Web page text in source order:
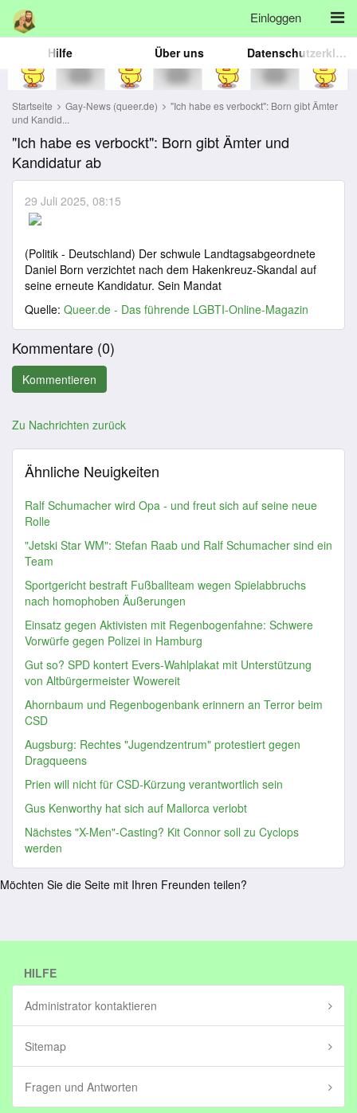
Einloggen
Hilfe Über uns Datenschutzerklärung
Startseite Gay-News (queer.de)
"Ich habe es verbockt": Born gibt Ämter
und Kandid...
"Ich habe es verbockt": Born gibt Ämter und
Kandidatur ab
29 Juli 2025, 08:15
(Politik - Deutschland) Der schwule Landtagsabgeordnete
Daniel Born verzichtet nach dem Hakenkreuz-Skandal auf
seine erneute Kandidatur. Sein Mandat
Quelle: Queer.de - Das führende LGBTI-Online-Magazin
Kommentare (0)
Zu Nachrichten zurück
Ähnliche Neuigkeiten
Ralf Schumacher wird Opa - und freut sich auf seine neue
Rolle
"Jetski Star WM": Stefan Raab und Ralf Schumacher sind ein
Team
Sportgericht bestraft Fußballteam wegen Spielabbruchs
nach homophoben Äußerungen
Einsatz gegen Aktivisten mit Regenbogenfahne: Schwere
Vorwürfe gegen Polizei in Hamburg
Gut so? SPD kontert Evers-Wahlplakat mit Unterstützung
von Altbürgermeister Wowereit
Ahornbaum und Regenbogenbank erinnern an Terror beim
CSD
Augsburg: Rechtes "Jugendzentrum" protestiert gegen
Dragqueens
Prien will nicht für CSD-Kürzung verantwortlich sein
Gus Kenworthy hat sich auf Mallorca verlobt
Nächstes "X-Men"-Casting? Kit Connor soll zu Cyclops
werden
Möchten Sie die Seite mit Ihren Freunden teilen?
HILFE
Administrator kontaktieren
Sitemap
Fragen und Antworten